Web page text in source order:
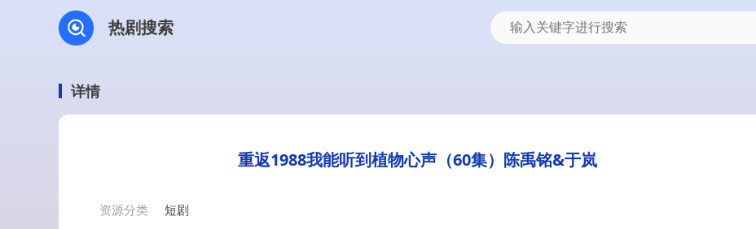
热剧搜索
详情
重返1988我能听到植物心声（60集）陈禹铭&于岚
资源分类
短剧